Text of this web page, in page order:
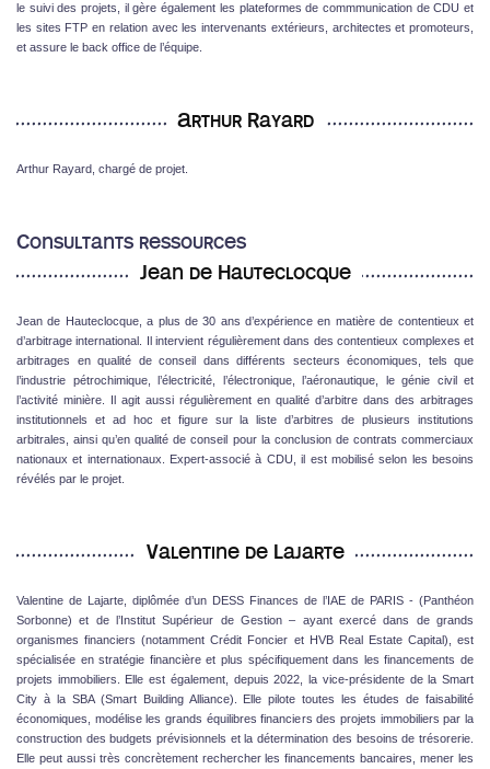
le suivi des projets, il gère également les plateformes de commmunication de CDU et
les sites FTP en relation avec les intervenants extérieurs, architectes et promoteurs,
et assure le back office de l’équipe.
Arthur Rayard
Arthur Rayard, chargé de projet.
Consultants ressources
Jean de Hauteclocque
Jean de Hauteclocque, a plus de 30 ans d’expérience en matière de contentieux et
d’arbitrage international. Il intervient régulièrement dans des contentieux complexes et
arbitrages en qualité de conseil dans différents secteurs économiques, tels que
l’industrie pétrochimique, l’électricité, l’électronique, l’aéronautique, le génie civil et
l’activité minière. Il agit aussi régulièrement en qualité d’arbitre dans des arbitrages
institutionnels et ad hoc et figure sur la liste d’arbitres de plusieurs institutions
arbitrales, ainsi qu’en qualité de conseil pour la conclusion de contrats commerciaux
nationaux et internationaux. Expert-associé à CDU, il est mobilisé selon les besoins
révélés par le projet.
Valentine de Lajarte
Valentine de Lajarte, diplômée d’un DESS Finances de l’IAE de PARIS - (Panthéon
Sorbonne) et de l’Institut Supérieur de Gestion – ayant exercé dans de grands
organismes financiers (notamment Crédit Foncier et HVB Real Estate Capital), est
spécialisée en stratégie financière et plus spécifiquement dans les financements de
projets immobiliers. Elle est également, depuis 2022, la vice-présidente de la Smart
City à la SBA (Smart Building Alliance). Elle pilote toutes les études de faisabilité
économiques, modélise les grands équilibres financiers des projets immobiliers par la
construction des budgets prévisionnels et la détermination des besoins de trésorerie.
Elle peut aussi très concrètement rechercher les financements bancaires, mener les